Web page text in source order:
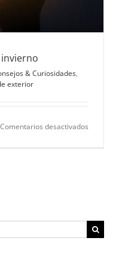
& Curiosidades,
exterior
Comentarios desactivados